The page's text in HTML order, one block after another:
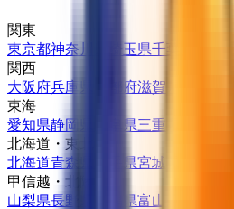
関東
東京都神奈川県 埼玉県千葉県
関西
大阪府兵庫県 京都府滋賀県
東海
愛知県静岡県 岐阜県三重県
北海道・東北
北海道青森県 岩手県宮城県
甲信越・北陸
山梨県長野県 新潟県富山県